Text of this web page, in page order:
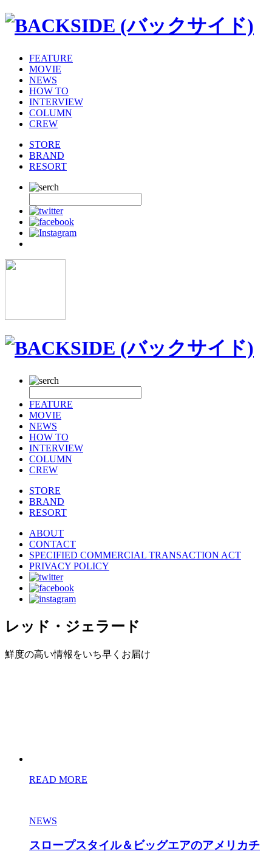
FEATURE
MOVIE
NEWS
HOW TO
INTERVIEW
COLUMN
CREW
STORE
BRAND
RESORT
FEATURE
MOVIE
NEWS
HOW TO
INTERVIEW
COLUMN
CREW
STORE
BRAND
RESORT
ABOUT
CONTACT
SPECIFIED COMMERCIAL TRANSACTION ACT
PRIVACY POLICY
レッド・ジェラード
鮮度の高い情報をいち早くお届け
READ MORE
NEWS
スロープスタイル＆ビッグエアのアメリカチ